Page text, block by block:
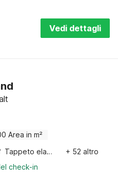
Vedi dettagli
Area in m²
Tappeto elastico
+ 52 altro
check-in